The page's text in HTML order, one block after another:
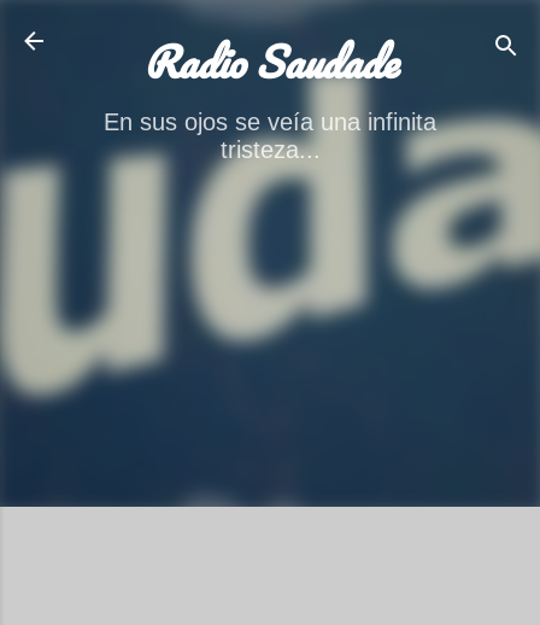
Radio Saudade
En sus ojos se veía una infinita
tristeza...